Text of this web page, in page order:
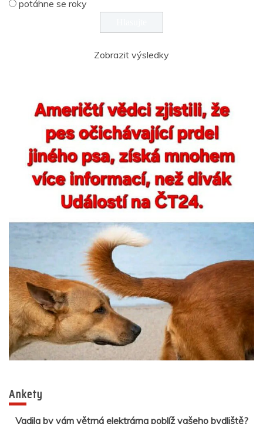
potáhne se roky
Zobrazit výsledky
Ankety
Vadila by vám větrná elektrárna poblíž vašeho bydliště?